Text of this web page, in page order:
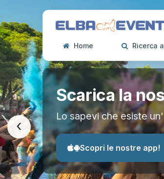
Home Ricerca
Scarica la
Lo sapevi che esiste
Scopri le nostre app!
‹